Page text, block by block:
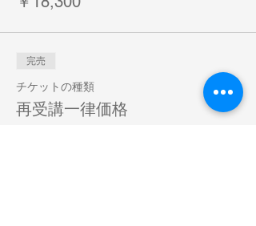
完売
チケットの種類
再受講一律価格